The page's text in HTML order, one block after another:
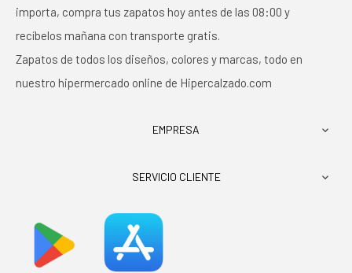
importa, compra tus zapatos hoy antes de las 08:00 y
recíbelos mañana con transporte gratis.
Zapatos de todos los diseños, colores y marcas, todo en
nuestro hipermercado online de Hipercalzado.com
EMPRESA 
SERVICIO CLIENTE 